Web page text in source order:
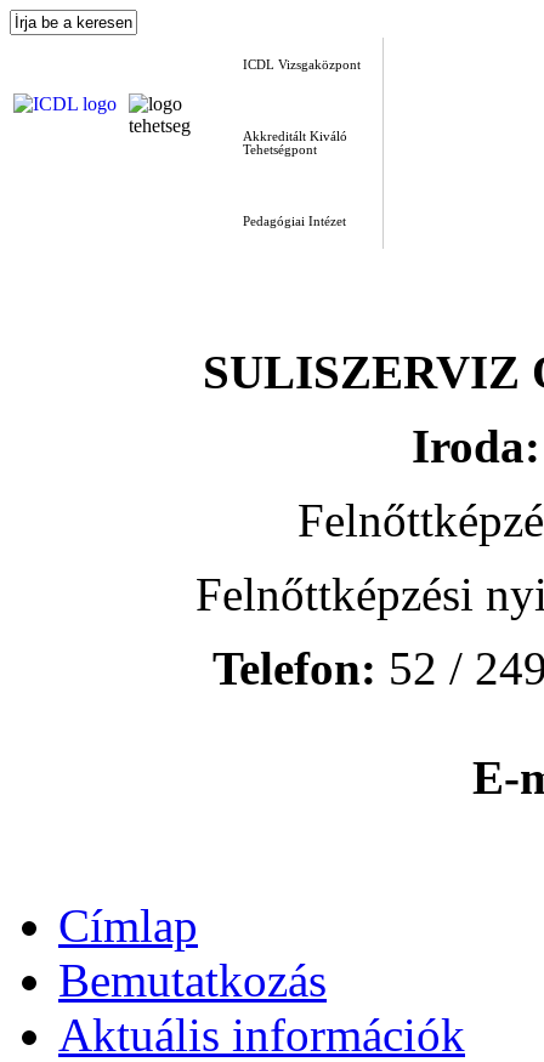
ICDL Vizsgaközpont
Akkreditált Kiváló
Tehetségpont
Pedagógiai Intézet
SULISZERVIZ
Iroda:
Felnőttképzési
Telefon: 52 /
E-
Címlap
Bemutatkozás
Aktuális információk